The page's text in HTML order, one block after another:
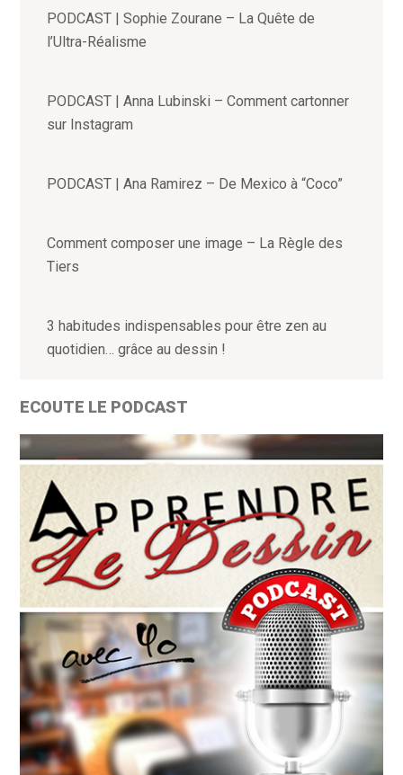
PODCAST | Sophie Zourane – La Quête de
l’Ultra-Réalisme
PODCAST | Anna Lubinski – Comment cartonner
sur Instagram
PODCAST | Ana Ramirez – De Mexico à “Coco”
Comment composer une image – La Règle des
Tiers
3 habitudes indispensables pour être zen au
quotidien… grâce au dessin !
ECOUTE LE PODCAST